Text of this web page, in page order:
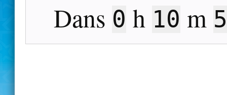
Dans 0 h 10 m